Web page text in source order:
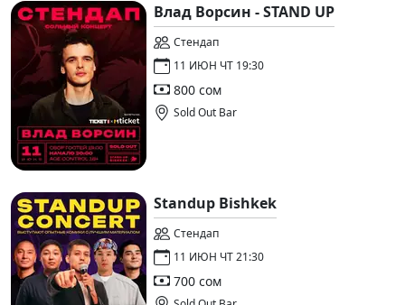
Влад Ворсин - STAND UP
Стендап
11 ИЮН ЧТ 19:30
800 сом
Sold Out Bar
Standup Bishkek
Стендап
11 ИЮН ЧТ 21:30
700 сом